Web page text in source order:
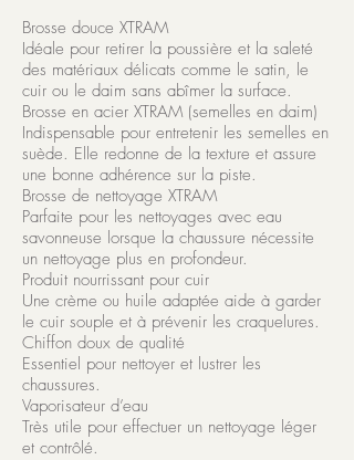
Brosse douce XTRAM
Idéale pour retirer la poussière et la saleté
des matériaux délicats comme le satin, le
cuir ou le daim sans abîmer la surface.
Brosse en acier XTRAM (semelles en daim)
Indispensable pour entretenir les semelles en
suède. Elle redonne de la texture et assure
une bonne adhérence sur la piste.
Brosse de nettoyage XTRAM
Parfaite pour les nettoyages avec eau
savonneuse lorsque la chaussure nécessite
un nettoyage plus en profondeur.
Produit nourrissant pour cuir
Une crème ou huile adaptée aide à garder
le cuir souple et à prévenir les craquelures.
Chiffon doux de qualité
Essentiel pour nettoyer et lustrer les
chaussures.
Vaporisateur d’eau
Très utile pour effectuer un nettoyage léger
et contrôlé.